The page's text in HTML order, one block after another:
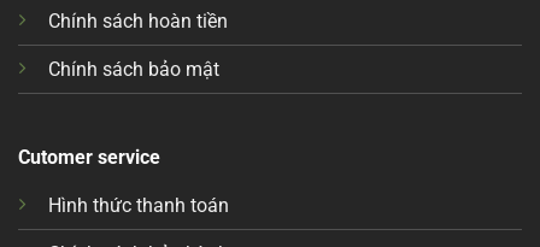
Chính sách hoàn tiền
Chính sách bảo mật
Cutomer service
Hình thức thanh toán